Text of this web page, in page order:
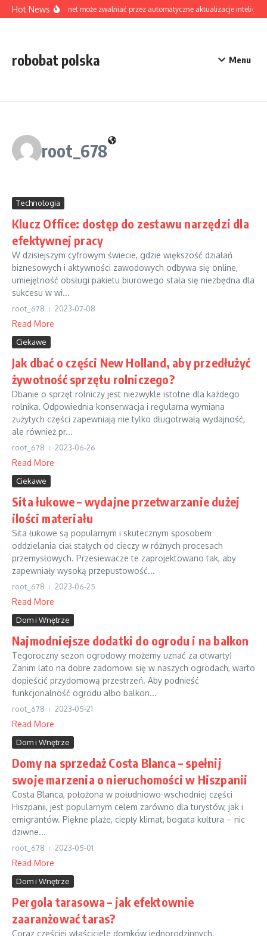
Skip to content
Hot NewsCzy internet może zwalniać przez automatyczne aktualizacje
robobat polska Menu
root_678
Technologia
Klucz Office: dostęp do zestawu narzędzi dla
efektywnej pracy
W dzisiejszym cyfrowym świecie, gdzie większość działań
biznesowych i aktywności zawodowych odbywa się online,
umiejętność obsługi pakietu biurowego stała się niezbędna dla
sukcesu w wi...
root_678 2023-07-08
Read More
Ciekawe
Jak dbać o części New Holland, aby przedłużyć
żywotność sprzętu rolniczego?
Dbanie o sprzęt rolniczy jest niezwykle istotne dla każdego
rolnika. Odpowiednia konserwacja i regularna wymiana
zużytych części zapewniają nie tylko długotrwałą wydajność,
ale również pr...
root_678 2023-06-26
Read More
Ciekawe
Sita łukowe – wydajne przetwarzanie dużej
ilości materiału
Sita łukowe są popularnym i skutecznym sposobem
oddzielania ciał stałych od cieczy w różnych procesach
przemysłowych. Przesiewacze te zaprojektowano tak, aby
zapewniały wysoką przepustowość...
root_678 2023-06-25
Read More
Dom i Wnętrze
Najmodniejsze dodatki do ogrodu i na balkon
Tegoroczny sezon ogrodowy możemy uznać za otwarty!
Zanim lato na dobre zadomowi się w naszych ogrodach, warto
dopieścić przydomową przestrzeń. Aby podnieść
funkcjonalność ogrodu albo balkon...
root_678 2023-05-21
Read More
Dom i Wnętrze
Domy na sprzedaż Costa Blanca – spełnij
swoje marzenia o nieruchomości w Hiszpanii
Costa Blanca, położona w południowo-wschodniej części
Hiszpanii, jest popularnym celem zarówno dla turystów, jak i
emigrantów. Piękne plaże, ciepły klimat, bogata kultura – nic
dziwne...
root_678 2023-05-01
Read More
Dom i Wnętrze
Pergola tarasowa – jak efektownie
zaaranżować taras?
Coraz częściej właściciele domków jednorodzinnych,